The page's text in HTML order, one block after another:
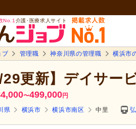
No.1 介護･医療求人サイト
ブ 管理職 神奈川県の管理職 横浜市
29更新】デイサー
〜499,000円
県
横浜市 横浜市南区 中里